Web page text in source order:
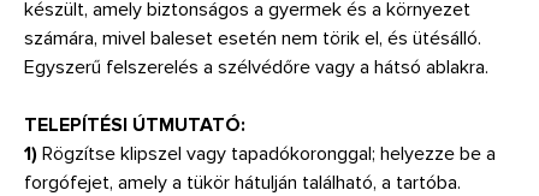
készült, amely biztonságos a gyermek és a környezet
számára, mivel baleset esetén nem törik el, és ütésálló.
Egyszerű felszerelés a szélvédőre vagy a hátsó ablakra.
TELEPÍTÉSI ÚTMUTATÓ:
1) Rögzítse klipszel vagy tapadókoronggal; helyezze be a
forgófejet, amely a tükör hátulján található, a tartóba.